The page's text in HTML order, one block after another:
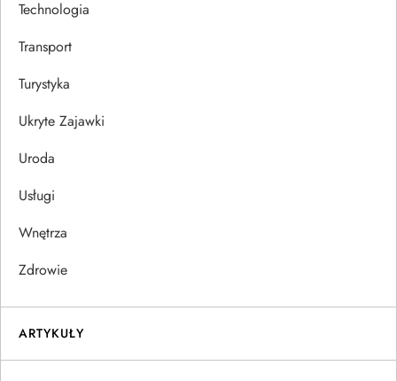
Technologia
Transport
Turystyka
Ukryte Zajawki
Uroda
Usługi
Wnętrza
Zdrowie
ARTYKUŁY